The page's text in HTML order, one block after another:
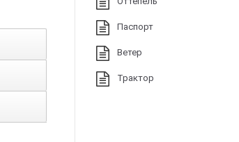
Паспорт
Ветер
Трактор